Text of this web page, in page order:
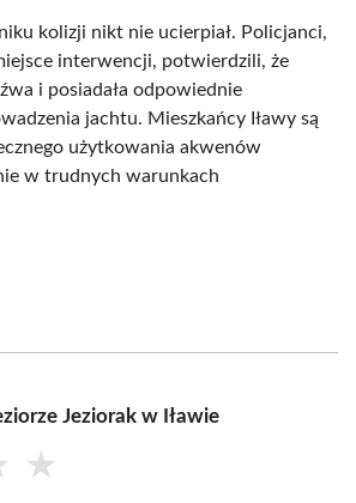
kolizji nikt nie ucierpiał. Policjanci,
interwencji, potwierdzili, że
i posiadała odpowiednie
jachtu. Mieszkańcy Iławy są
użytkowania akwenów
w trudnych warunkach
Jeziorak w Iławie
★